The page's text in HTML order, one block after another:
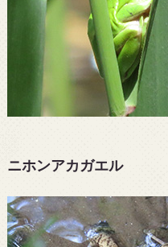
ニホンアカガエル